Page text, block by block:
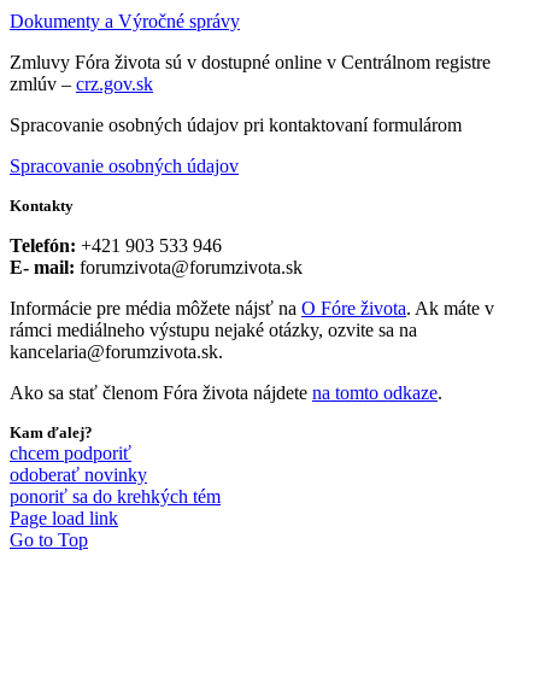
Dokumenty a Výročné správy
Zmluvy Fóra života sú v dostupné online v Centrálnom registre
zmlúv – crz.gov.sk
Spracovanie osobných údajov pri kontaktovaní formulárom
Spracovanie osobných údajov
Kontakty
Telefón: +421 903 533 946
E- mail: forumzivota@forumzivota.sk
Informácie pre média môžete nájsť na O Fóre života. Ak máte v
rámci mediálneho výstupu nejaké otázky, ozvite sa na
kancelaria@forumzivota.sk.
Ako sa stať členom Fóra života nájdete na tomto odkaze.
Kam ďalej?
chcem podporiť
odoberať novinky
ponoriť sa do krehkých tém
Page load link
Go to Top